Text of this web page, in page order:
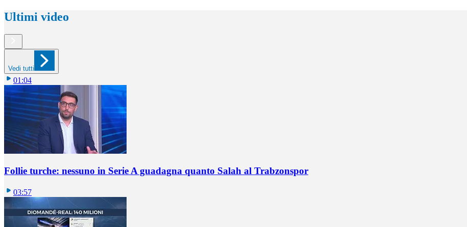
Ultimi video
Vedi tutti
01:04
Follie turche: nessuno in Serie A guadagna quanto Salah al Trabzonspor
03:57